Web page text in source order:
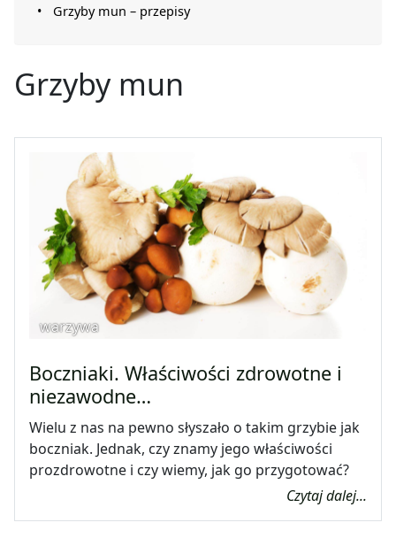
Grzyby mun – przepisy
Grzyby mun
warzywa
Boczniaki. Właściwości zdrowotne i
niezawodne…
Wielu z nas na pewno słyszało o takim grzybie jak
boczniak. Jednak, czy znamy jego właściwości
prozdrowotne i czy wiemy, jak go przygotować?
Czytaj dalej...